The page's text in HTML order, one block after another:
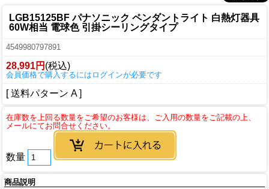
LGB15125BF パナソニック ペンダントライト 白熱灯器具
60W相当 電球色 引掛シーリングタイプ
4549980797891
28,991円 (税込)
会員価格で購入するにはログインが必要です
[ 送料パターン A ]
数量
商品説明